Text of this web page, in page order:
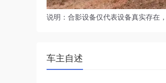
说明：合影设备仅代表设备真实存在
车主自述